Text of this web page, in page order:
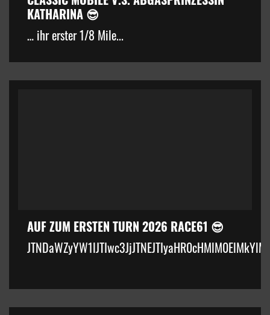
KATHARINA 😎
… ihr erster 1/8 Mile...
AUF ZUM ERSTEN TURN 2026 RACE61 😎